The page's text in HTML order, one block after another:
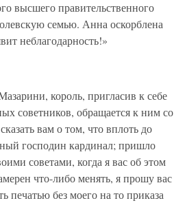
высшего правительственного
семью. Анна оскорблена
неблагодарность!»
король, пригласив к себе
советников, обращается к ним со
вам о том, что вплоть до
господин кардинал; пришло
советами, когда я вас об этом
что-либо менять, я прошу вас
печатью без моего на то приказа